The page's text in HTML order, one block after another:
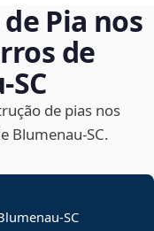
Pia nos
de
de pias nos
Blumenau‑SC.
SC